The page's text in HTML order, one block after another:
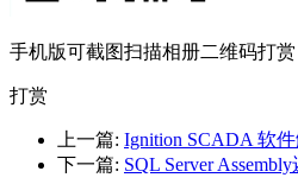
手机版可截图扫描相册二维码打赏
打赏
上一篇: Ignition SCADA 软
下一篇: SQL Server